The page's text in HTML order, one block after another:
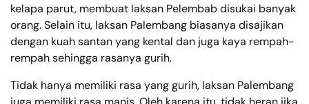
kelapa parut, membuat laksan Pelembab disukai banyak
orang. Selain itu, laksan Palembang biasanya disajikan
dengan kuah santan yang kental dan juga kaya rempah-
rempah sehingga rasanya gurih.
Tidak hanya memiliki rasa yang gurih, laksan Palembang